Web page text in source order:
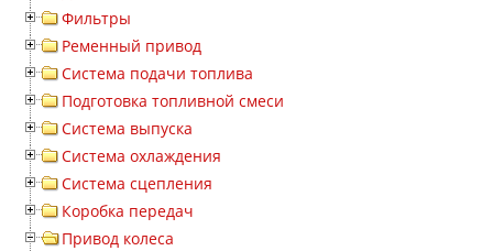
Фильтры
Ременный привод
Система подачи топлива
Подготовка топливной смеси
Система выпуска
Система охлаждения
Система сцепления
Коробка передач
Привод колеса